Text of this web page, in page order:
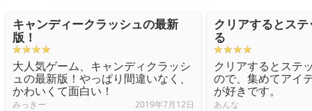
キャンディークラッシュの最新
版！
大人気ゲーム、キャンディクラッシ
ュの最新版！やっぱり間違いなく、
かわいくて面白い！
みっきー 2019年7月12日
クリアするとス
る
クリアするとステ
ので、集めてアイ
が好きです。
あんな